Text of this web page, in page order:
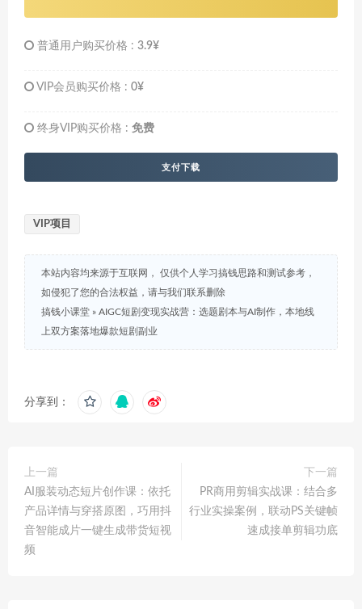
普通用户购买价格 : 3.9¥
VIP会员购买价格 : 0¥
终身VIP购买价格 : 免费
支付下载
VIP项目
本站内容均来源于互联网， 仅供个人学习搞钱思路和测试参考，
如侵犯了您的合法权益，请与我们联系删除
搞钱小课堂 » AIGC短剧变现实战营：选题剧本与AI制作，本地线
上双方案落地爆款短剧副业
分享到：
上一篇
AI服装动态短片创作课：依托
产品详情与穿搭原图，巧用抖
音智能成片一键生成带货短视
频
下一篇
PR商用剪辑实战课：结合多
行业实操案例，联动PS关键帧
速成接单剪辑功底